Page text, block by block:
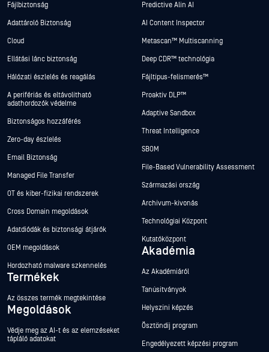
Fájlbiztonság
Adattároló Biztonság
Cloud
Ellátási lánc biztonság
Hálózati észlelés és reagálás
A perifériás és eltávolítható
adathordozók védelme
Biztonságos hozzáférés
Zero-day észlelés
Email Biztonság
Managed File Transfer
OT és kiber-fizikai rendszerek
Cross Domain megoldások
Adatdiódák és biztonsági átjárók
OEM megoldások
Hordozható malware szkennelés
Termékek
Az összes termék megtekintése
Megoldások
Védje meg az AI-t és az elemzéseket
tápláló adatokat
Predictive Alin AI
AI Content Inspector
Metascan™ Multiscanning
Deep CDR™ technológia
Fájltípus-felismerés™
Proaktív DLP™
Adaptive Sandbox
Threat Intelligence
SBOM
File-Based Vulnerability Assessment
Származási ország
Archívum-kivonás
Technológiai Központ
Kutatóközpont
Akadémia
Az Akadémiáról
Tanúsítványok
Helyszíni képzés
Ösztöndíj program
Engedélyezett képzési program